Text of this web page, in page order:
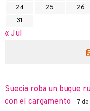
24
25 26
31
« Jul
Suecia roba un buque
con el cargamento
7